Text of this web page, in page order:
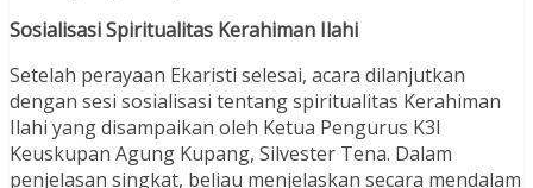
Sosialisasi Spiritualitas Kerahiman Ilahi
Setelah perayaan Ekaristi selesai, acara dilanjutkan
dengan sesi sosialisasi tentang spiritualitas Kerahiman
Ilahi yang disampaikan oleh Ketua Pengurus K3I
Keuskupan Agung Kupang, Silvester Tena. Dalam
penjelasan singkat, beliau menjelaskan secara mendalam